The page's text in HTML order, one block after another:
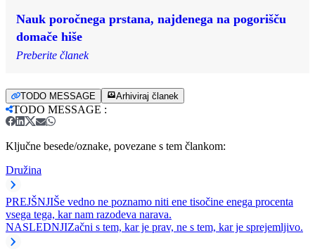
Nauk poročnega prstana, najdenega na pogorišču
domače hiše
Preberite članek
TODO MESSAGE Arhiviraj članek
TODO MESSAGE :
Ključne besede/oznake, povezane s tem člankom:
Družina
PREJŠNJIŠe vedno ne poznamo niti ene tisočine enega procenta
vsega tega, kar nam razodeva narava.
NASLEDNJIZačni s tem, kar je prav, ne s tem, kar je sprejemljivo.